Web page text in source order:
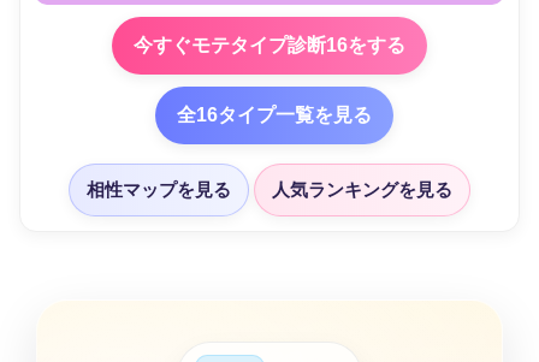
今すぐモテタイプ診断16をする
全16タイプ一覧を見る
相性マップを見る 人気ランキングを見る